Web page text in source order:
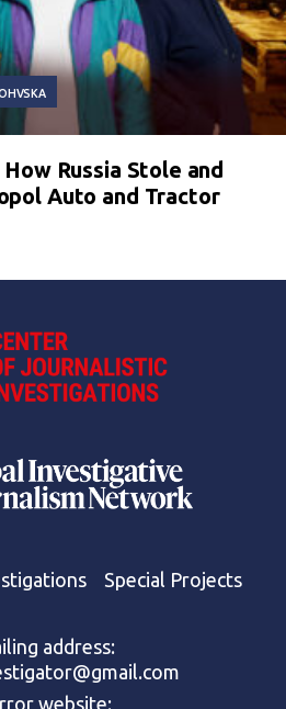
Russia Stole and
Auto and Tractor
Special Projects
address:
website: